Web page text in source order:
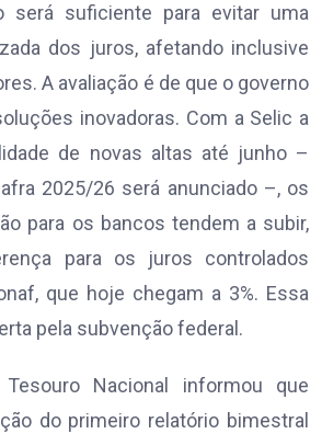
será suficiente para evitar uma
dos juros, afetando inclusive
A avaliação é de que o governo
inovadoras. Com a Selic a
de novas altas até junho –
2025/26 será anunciado –, os
para os bancos tendem a subir,
para os juros controlados
que hoje chegam a 3%. Essa
pela subvenção federal.
Nacional informou que
do primeiro relatório bimestral